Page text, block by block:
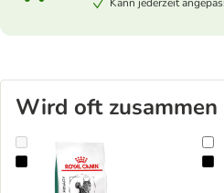
Wird oft
Royal Canin Veterinary Feline